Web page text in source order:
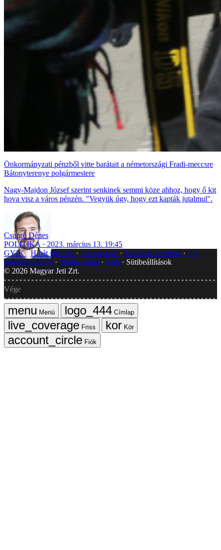
Önkormányzati pénzből vitte barátait a németországi Fradi-meccsre
Bátonyterenye polgármestere
Nagy-Majdon József szerint senkinek semmi köze ahhoz, hogy ő kit
hova visz a város pénzén. "Vegyük úgy, hogy ezt kapták jutalmul".
Csurgó Dénes
POLITIKA
2023. március 13. 19:45
GYIK Hibát jelentek Impresszum Javítások kezelése
Jogi
dokumentumok
Médiaajánlat RSS
Sütibeállítások
© 2026 Magyar Jeti Zrt.
Vége
Menü
Címlap
Friss
Kör
Fiók